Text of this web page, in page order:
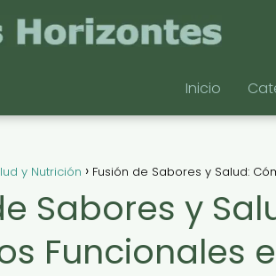
Inicio
y Nutrición Fusión de Sabores y Salud:
Sabores y
Funcionales